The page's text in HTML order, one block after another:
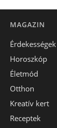
MAGAZIN
Érdekességek
Horoszkóp
Életmód
Otthon
Kreatív kert
Receptek